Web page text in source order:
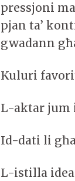
pressjoni
pjan ta’
gwadann
Kuluri
L-aktar jum
Id-dati li
L-istilla